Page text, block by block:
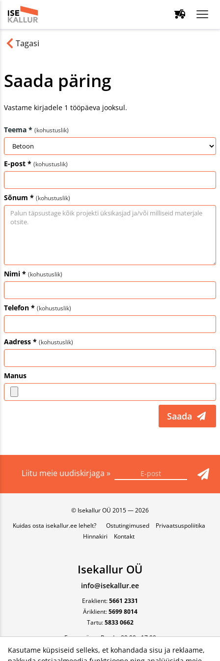
Tagasi
Saada päring
Vastame kirjadele 1 tööpäeva jooksul.
Teema * (kohustuslik)
E-post * (kohustuslik)
Sõnum * (kohustuslik)
Nimi * (kohustuslik)
Telefon * (kohustuslik)
Aadress * (kohustuslik)
Manus
Saada
Liitu meie uudiskirjaga »
© Isekallur OÜ 2015 — 2026
Kuidas osta isekallur.ee lehelt?
Ostutingimused
Privaatsuspoliitika
Hinnakiri
Kontakt
Isekallur OÜ
info@isekallur.ee
Eraklient:5661 2331
Äriklient:5699 8014
Tartu:5833 0662
Esmaspäev - Reede, 09:00 - 17:00
Kasutame küpsiseid selleks, et kohandada sisu ja reklaame,